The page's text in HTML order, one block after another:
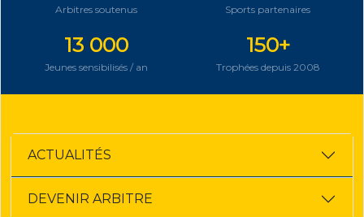
Arbitres soutenus Sports partenaires
13 000
Jeunes sensibilisés / an
150+
Trophées depuis 2008
ACTUALITÉS
DEVENIR ARBITRE